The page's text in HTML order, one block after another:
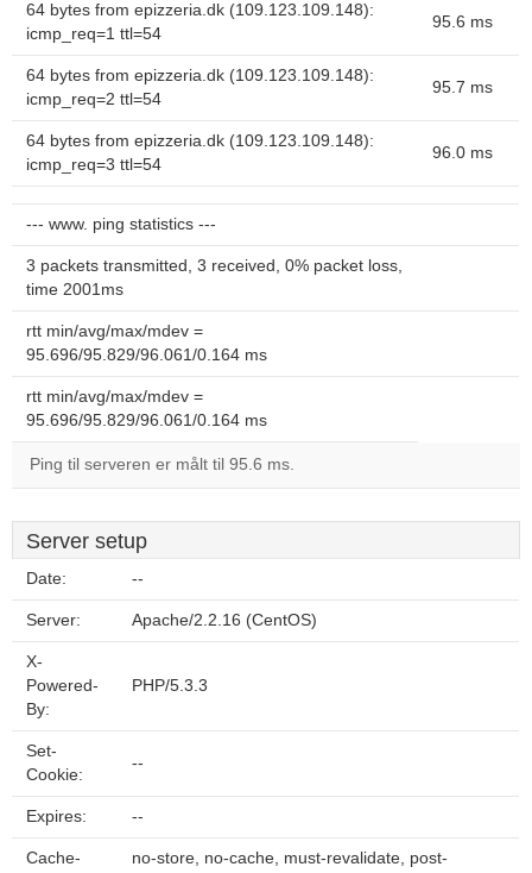
64 bytes from epizzeria.dk (109.123.109.148):
icmp_req=1 ttl=54
95.6 ms
64 bytes from epizzeria.dk (109.123.109.148):
icmp_req=2 ttl=54
95.7 ms
64 bytes from epizzeria.dk (109.123.109.148):
icmp_req=3 ttl=54
96.0 ms
--- www. ping statistics ---
3 packets transmitted, 3 received, 0% packet loss,
time 2001ms
rtt min/avg/max/mdev =
95.696/95.829/96.061/0.164 ms
rtt min/avg/max/mdev =
95.696/95.829/96.061/0.164 ms
Ping til serveren er målt til 95.6 ms.
Server setup
Date: --
Server: Apache/2.2.16 (CentOS)
X-
Powered-
By:
PHP/5.3.3
Set-
Cookie:
--
Expires: --
Cache- no-store, no-cache, must-revalidate, post-